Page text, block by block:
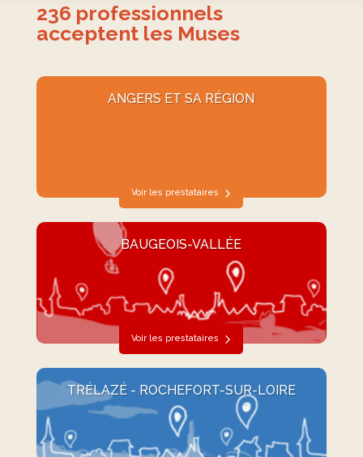
236 professionnels
acceptent les Muses
ANGERS ET SA RÉGION
Voir les prestataires
BAUGEOIS-VALLÉE
Voir les prestataires
TRÉLAZÉ - ROCHEFORT-SUR-LOIRE